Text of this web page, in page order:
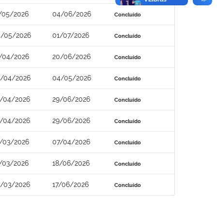
05/2026 04/06/2026 Concluído
05/2026 01/07/2026 Concluído
04/2026 20/06/2026 Concluído
04/2026 04/05/2026 Concluído
04/2026 29/06/2026 Concluído
04/2026 29/06/2026 Concluído
03/2026 07/04/2026 Concluído
03/2026 18/06/2026 Concluído
03/2026 17/06/2026 Concluído